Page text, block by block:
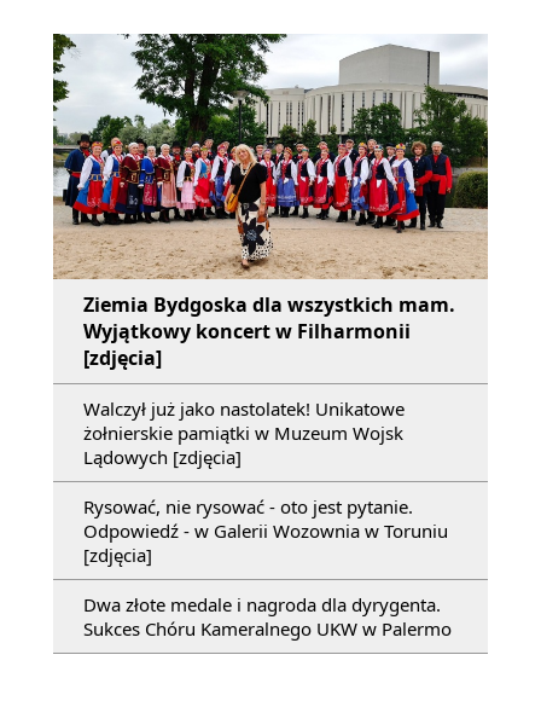
Ziemia Bydgoska dla wszystkich mam.
Wyjątkowy koncert w Filharmonii
[zdjęcia]
Walczył już jako nastolatek! Unikatowe
żołnierskie pamiątki w Muzeum Wojsk
Lądowych [zdjęcia]
Rysować, nie rysować - oto jest pytanie.
Odpowiedź - w Galerii Wozownia w Toruniu
[zdjęcia]
Dwa złote medale i nagroda dla dyrygenta.
Sukces Chóru Kameralnego UKW w Palermo